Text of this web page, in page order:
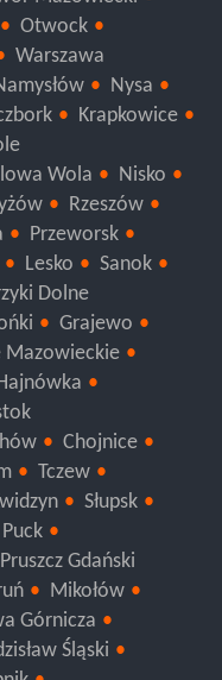
Mazowiecki
Otwock
Warszawa
Namysłów
Nysa
Krapkowice
Wola
Nisko
Rzeszów
Przeworsk
Lesko
Dolne
Grajewo
Hajnówka
Chojnice
Tczew
Kwidzyn
Słupsk
Puck
Pruszcz Gdański
Mikołów
Górnicza
Śląski